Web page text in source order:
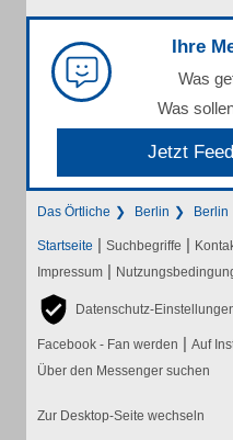
Ihre
Was
Was
Jetzt
Das Örtliche Berlin Berlin
Startseite | Suchbegriffe |
Impressum |
Datenschutz-
Facebook - Fan werden | Auf
Über den Messenger suchen
Zur Desktop-Seite wechseln